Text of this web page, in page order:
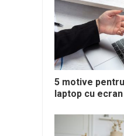
5 motive
laptop cu